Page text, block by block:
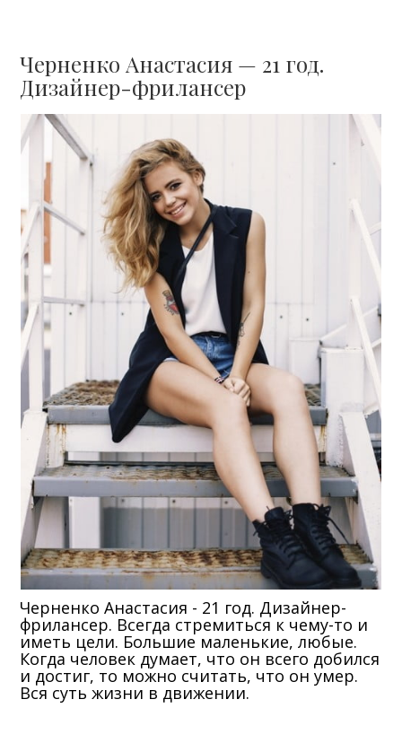
Черненко Анастасия — 21 год.
Дизайнер-фрилансер
Черненко Анастасия - 21 год. Дизайнер-
фрилансер. Всегда стремиться к чему-то и
иметь цели. Большие маленькие, любые.
Когда человек думает, что он всего добился
и достиг, то можно считать, что он умер.
Вся суть жизни в движении.